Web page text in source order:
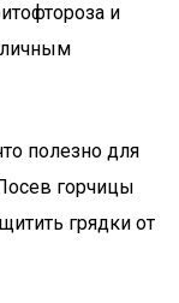
и
полезно для
горчицы
грядки от